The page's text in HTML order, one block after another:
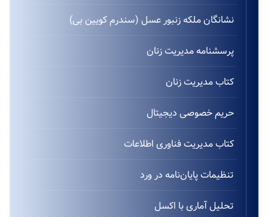
نشانگان ملکه زنبور عسل (سندرم کویین بی)
پرسشنامه مدیریت زنان
کتاب مدیریت زنان
حریم خصوصی دیجیتال
کتاب مدیریت فناوری اطلاعات
تنظیمات پایان‌نامه در ورد
تحلیل آماری با اکسل